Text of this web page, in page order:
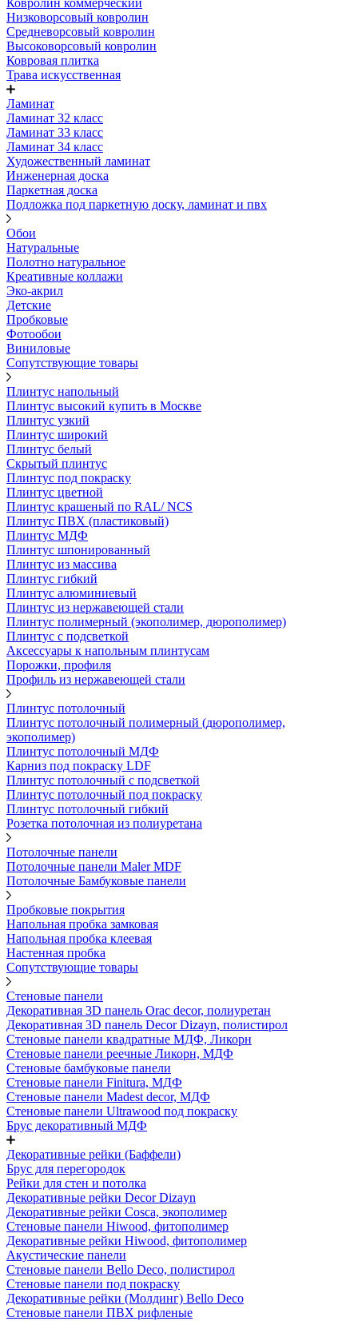
Ковролин коммерческий
Низковорсовый ковролин
Средневорсовый ковролин
Высоковорсовый ковролин
Ковровая плитка
Трава искусственная
Ламинат
Ламинат 32 класс
Ламинат 33 класс
Ламинат 34 класс
Художественный ламинат
Инженерная доска
Паркетная доска
Подложка под паркетную доску, ламинат и пвх
Обои
Натуральные
Полотно натуральное
Креативные коллажи
Эко-акрил
Детские
Пробковые
Фотообои
Виниловые
Сопутствующие товары
Плинтус напольный
Плинтус высокий купить в Москве
Плинтус узкий
Плинтус широкий
Плинтус белый
Скрытый плинтус
Плинтус под покраску
Плинтус цветной
Плинтус крашеный по RAL/ NCS
Плинтус ПВХ (пластиковый)
Плинтус МДФ
Плинтус шпонированный
Плинтус из массива
Плинтус гибкий
Плинтус алюминиевый
Плинтус из нержавеющей стали
Плинтус полимерный (экополимер, дюрополимер)
Плинтус с подсветкой
Аксессуары к напольным плинтусам
Порожки, профиля
Профиль из нержавеющей стали
Плинтус потолочный
Плинтус потолочный полимерный (дюрополимер,
экополимер)
Плинтус потолочный МДФ
Карниз под покраску LDF
Плинтус потолочный с подсветкой
Плинтус потолочный под покраску
Плинтус потолочный гибкий
Розетка потолочная из полиуретана
Потолочные панели
Потолочные панели Maler MDF
Потолочные Бамбуковые панели
Пробковые покрытия
Напольная пробка замковая
Напольная пробка клеевая
Настенная пробка
Сопутствующие товары
Стеновые панели
Декоративная 3D панель Orac decor, полиуретан
Декоративная 3D панель Decor Dizayn, полистирол
Стеновые панели квадратные МДФ, Ликорн
Стеновые панели реечные Ликорн, МДФ
Стеновые бамбуковые панели
Стеновые панели Finitura, МДФ
Стеновые панели Madest decor, МДФ
Стеновые панели Ultrawood под покраску
Брус декоративный МДФ
Декоративные рейки (Баффели)
Брус для перегородок
Рейки для стен и потолка
Декоративные рейки Decor Dizayn
Декоративные рейки Cosca, экополимер
Стеновые панели Hiwood, фитополимер
Декоративные рейки Hiwood, фитополимер
Акустические панели
Стеновые панели Bello Deco, полистирол
Стеновые панели под покраску
Декоративные рейки (Молдинг) Bello Deco
Стеновые панели ПВХ рифленые